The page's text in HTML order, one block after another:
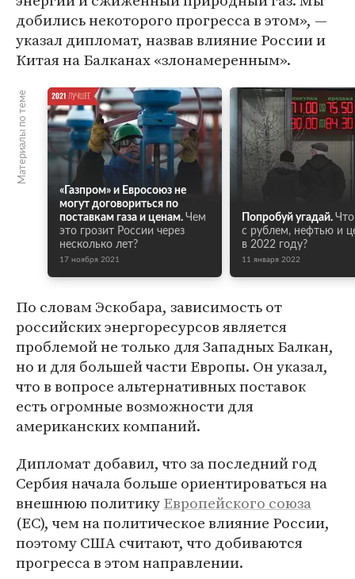
добились некоторого прогресса в этом», —
указал дипломат, назвав влияние России и
Китая на Балканах «злонамеренным».
Материалы по теме
«Газпром» и Евросоюз не
могут договориться по
поставкам газа и ценам. Чем
это грозит России через
несколько лет?
17 ноября 2021
Попробуй угадай.
с рублем, нефтью и
в 2022 году?
11 января 2022
По словам Эскобара, зависимость от
российских энергоресурсов является
проблемой не только для Западных Балкан,
но и для большей части Европы. Он указал,
что в вопросе альтернативных поставок
есть огромные возможности для
американских компаний.
Дипломат добавил, что за последний год
Сербия начала больше ориентироваться на
внешнюю политикуЕвропейского союза
(ЕС), чем на политическое влияние России,
поэтому США считают, что добиваются
прогресса в этом направлении.